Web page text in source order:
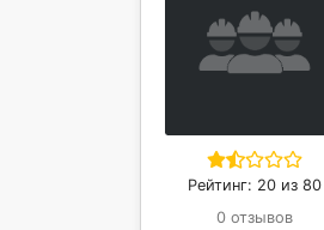
Рейтинг: 20 из 80
0 отзывов